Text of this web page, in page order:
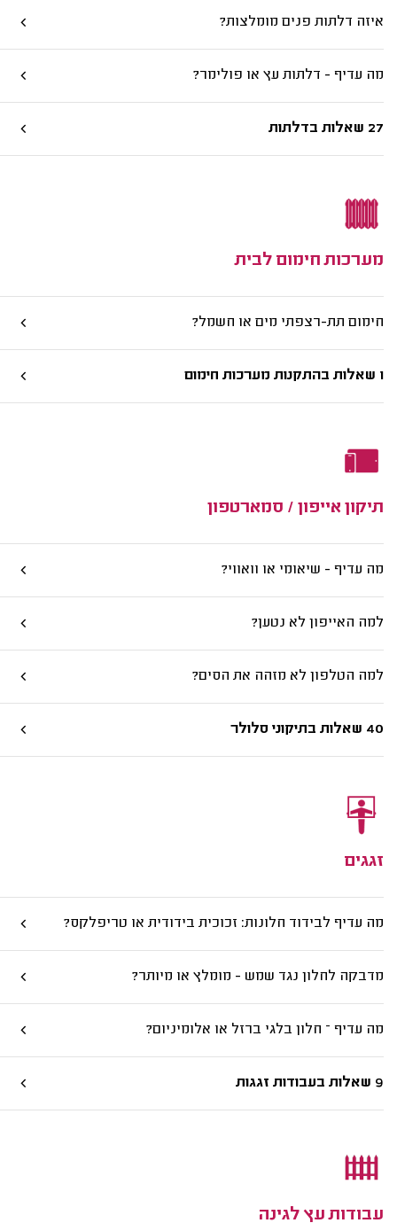
איזה דלתות פנים מומלצות?
מה עדיף - דלתות עץ או פולימר?
27 שאלות בדלתות
מערכות חימום לבית
חימום תת-רצפתי מים או חשמל?
1 שאלות בהתקנות מערכות חימום
תיקון אייפון / סמארטפון
מה עדיף - שיאומי או וואווי?
למה האייפון לא נטען?
למה הטלפון לא מזהה את הסים?
40 שאלות בתיקוני סלולר
זגגים
מה עדיף לבידוד חלונות: זכוכית בידודית או טריפלקס?
מדבקה לחלון נגד שמש - מומלץ או מיותר?
מה עדיף – חלון בלגי ברזל או אלומיניום?
9 שאלות בעבודות זגגות
עבודות עץ לגינה